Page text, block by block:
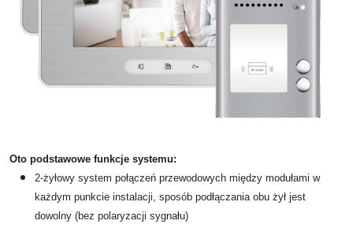
Oto podstawowe funkcje systemu:
2-żyłowy system połączeń przewodowych między modułami w
każdym punkcie instalacji, sposób podłączania obu żył jest
dowolny (bez polaryzacji sygnału)